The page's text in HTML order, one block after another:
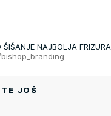
ŠIŠANJE NAJBOLJA
JOŠ